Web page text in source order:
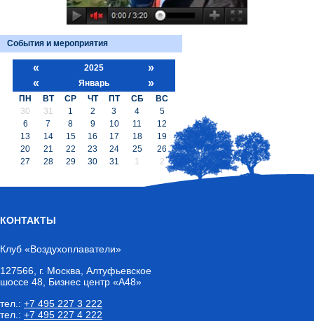
События и мероприятия
« 2025
»
«
Январь »
ПН ВТ СР ЧТ ПТ СБ
ВС
30
31 1 2 3 4
5
6
7 8 9 10 11
12
13
14 15 16 17 18
19
20
21 22 23 24 25
26
27
28 29 30 31 1 2
КОНТАКТЫ
Клуб «Воздухоплаватели»
127566 г. Москва , Алтуфьевское
шоссе 48, Бизнес центр «А48»
тел.: +7 495 227 3 222
тел.: +7 495 227 4 222